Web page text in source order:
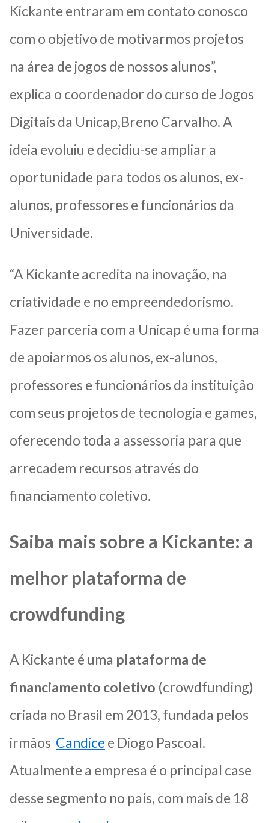
Kickante entraram em contato conosco
com o objetivo de motivarmos projetos
na área de jogos de nossos alunos”,
explica o coordenador do curso de Jogos
Digitais da Unicap,Breno Carvalho. A
ideia evoluiu e decidiu-se ampliar a
oportunidade para todos os alunos, ex-
alunos, professores e funcionários da
Universidade.
“A Kickante acredita na inovação, na
criatividade e no empreendedorismo.
Fazer parceria com a Unicap é uma forma
de apoiarmos os alunos, ex-alunos,
professores e funcionários da instituição
com seus projetos de tecnologia e games,
oferecendo toda a assessoria para que
arrecadem recursos através do
financiamento coletivo.
Saiba mais sobre a Kickante: a
melhor plataforma de
crowdfunding
A Kickante é uma plataforma de
financiamento coletivo (crowdfunding)
criada no Brasil em 2013, fundada pelos
irmãos Candice e Diogo Pascoal.
Atualmente a empresa é o principal case
desse segmento no país, com mais de 18